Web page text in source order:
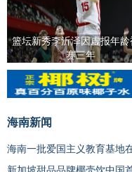
篮坛新秀李沂泽因虚报年龄
赛三年
海南新闻
海南一批爱国主义教育基地